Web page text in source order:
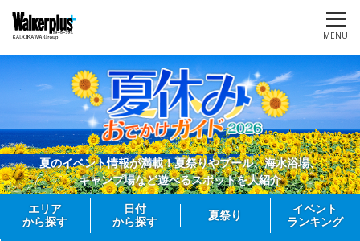
MENU
夏のイベント情報が満載！夏祭りやプール、海水浴場、
キャンプ場など遊べるスポットを大紹介
エリア
から探す
日付
から探す
夏祭り
イベント
ランキング